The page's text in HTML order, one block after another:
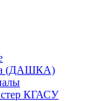
(ДАШКА)
КГАСУ